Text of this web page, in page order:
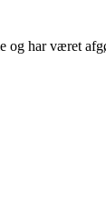
har været